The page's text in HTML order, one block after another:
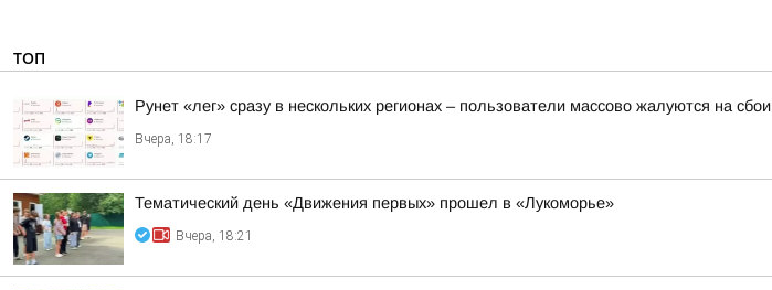
ТОП
Рунет «лег» сразу в нескольких регионах – пользователи массово жалуются на сбои
Вчера, 18:17
Тематический день «Движения первых» прошел в «Лукоморье»
Вчера, 18:21